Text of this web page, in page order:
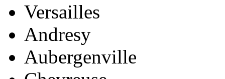
Versailles
Andresy
Aubergenville